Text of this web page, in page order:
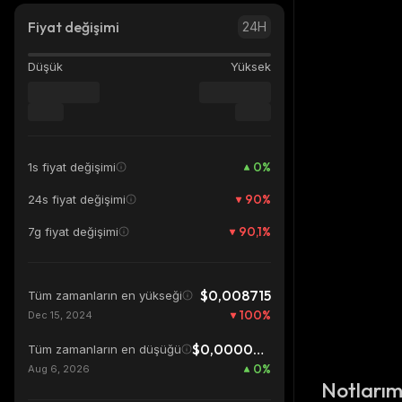
Fiyat değişimi 24H
Düşük Yüksek
1s fiyat değişimi 0%
24s fiyat değişimi 90%
7g fiyat değişimi 90,1%
Tüm zamanların en yükseği $0,008715
Dec 15, 2024 100%
Tüm zamanların en düşüğü $0,0000003358
Aug 6, 2026 0%
Notlarım